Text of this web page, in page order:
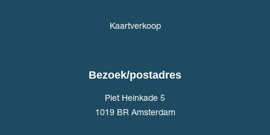
Kaartverkoop
Bezoek/postadres
Piet Heinkade 5
1019 BR Amsterdam